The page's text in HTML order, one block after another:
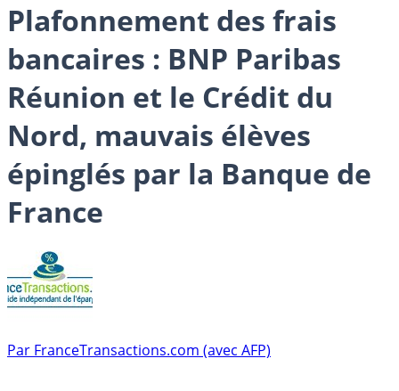
Plafonnement des frais
bancaires : BNP Paribas
Réunion et le Crédit du
Nord, mauvais élèves
épinglés par la Banque de
France
Par FranceTransactions.com (avec AFP)